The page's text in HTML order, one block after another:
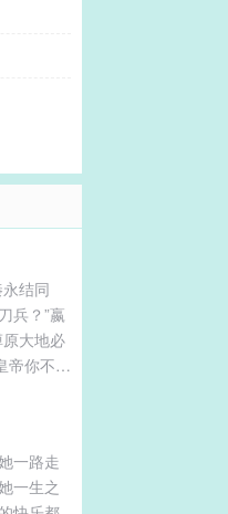
结同
兵？”嬴
大地必
帝你不要
死，绝
着也要
你生猴
一路走
一生之